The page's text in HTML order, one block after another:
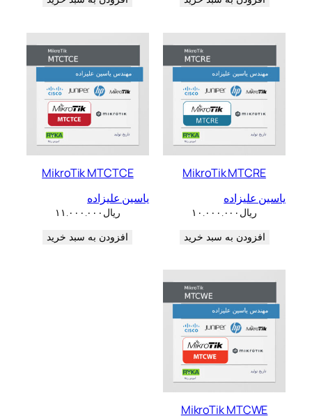
MikroTik MTCRE
یاسین علیزاده
ریال ۱۰.۰۰۰.۰۰۰
افزودن به سبد خرید
MikroTik MTCTCE
یاسین علیزاده
ریال ۱۱.۰۰۰.۰۰۰
افزودن به سبد خرید
MikroTik MTCWE